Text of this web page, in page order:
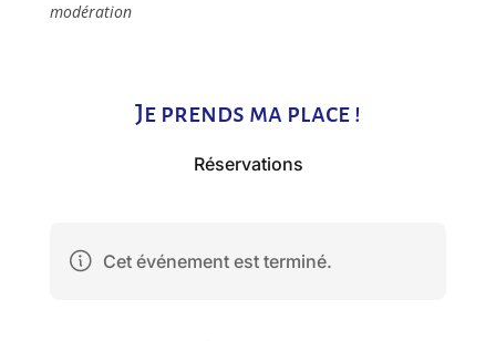
modération
Je prends ma place !